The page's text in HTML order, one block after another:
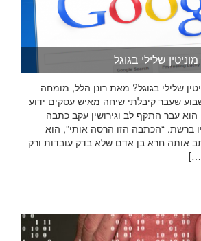
שלילי בגוגל
שלילי בגוגל? מאת רונן הלל, מומחה
שעבר קיבלתי שיחה מאיש עסקים ידוע
עבר התקף לב וגירושין עקב כתבה
“הכתבה הזו הרסה אותי”, הוא
אותה חרא בן אדם שלא בדק עובדות ורק